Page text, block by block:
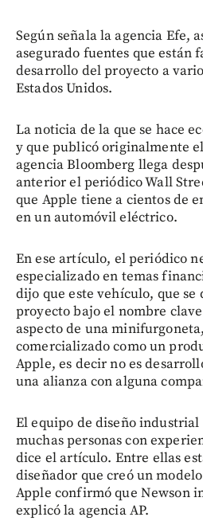
Según señala la agencia Efe,
asegurado fuentes que están
desarrollo del proyecto a
Estados Unidos.
La noticia de la que se hace
y que publicó originalmente
agencia Bloomberg llega
anterior el periódico Wall
que Apple tiene a cientos de
en un automóvil eléctrico.
En ese artículo, el periódico
especializado en temas
dijo que este vehículo, que se
proyecto bajo el nombre
aspecto de una
comercializado como un
Apple, es decir no es
una alianza con alguna
El equipo de diseño industrial
muchas personas con
dice el artículo. Entre ellas
diseñador que creó un
Apple confirmó que Newson
explicó la agencia AP.